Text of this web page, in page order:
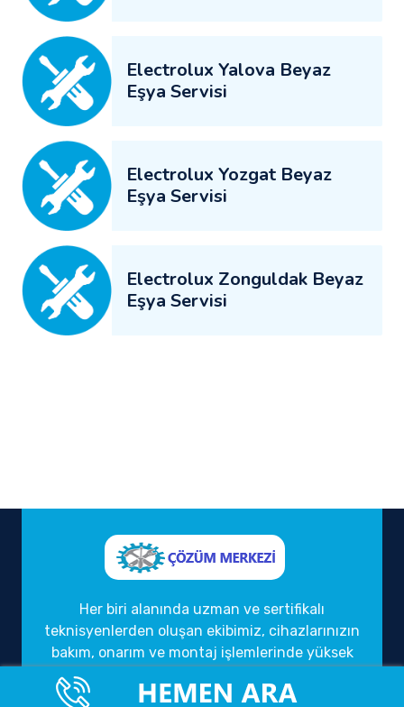
Electrolux Yalova Beyaz
Eşya Servisi
Electrolux Yozgat Beyaz
Eşya Servisi
Electrolux Zonguldak Beyaz
Eşya Servisi
Her biri alanında uzman ve sertifikalı
teknisyenlerden oluşan ekibimiz, cihazlarınızın
bakım, onarım ve montaj işlemlerinde yüksek
kalite standartlarını gözetmektedir. Kaliteli
hizmet anlayışımızı, müşteri memnuniyeti ve